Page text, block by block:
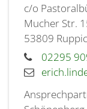
c/o
Mucher Str.
53809
02295